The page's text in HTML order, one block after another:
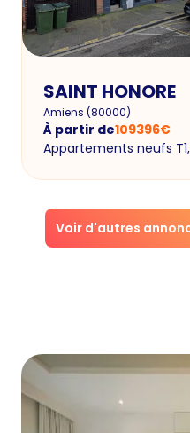
SAINT HONORE
Amiens (80000)
À partir de109396€
Appartements neufs
Voir d'autres